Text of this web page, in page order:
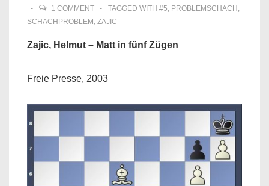
1 COMMENT
TAGGED WITH #5, PROBLEMSCHACH ,
SCHACHPROBLEM , ZAJIC
Zajic, Helmut – Matt in fünf Zügen
Freie Presse, 2003